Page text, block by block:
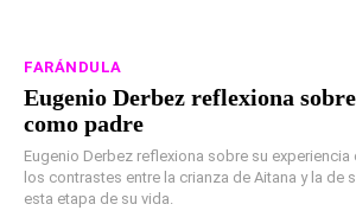
FARÁNDULA
Eugenio Derbez reflexiona
como padre
Eugenio Derbez reflexiona sobre su
los contrastes entre la crianza de Aitana y la de
esta etapa de su vida.